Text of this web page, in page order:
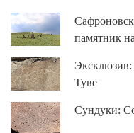
памятник
Туве
Сундуки: